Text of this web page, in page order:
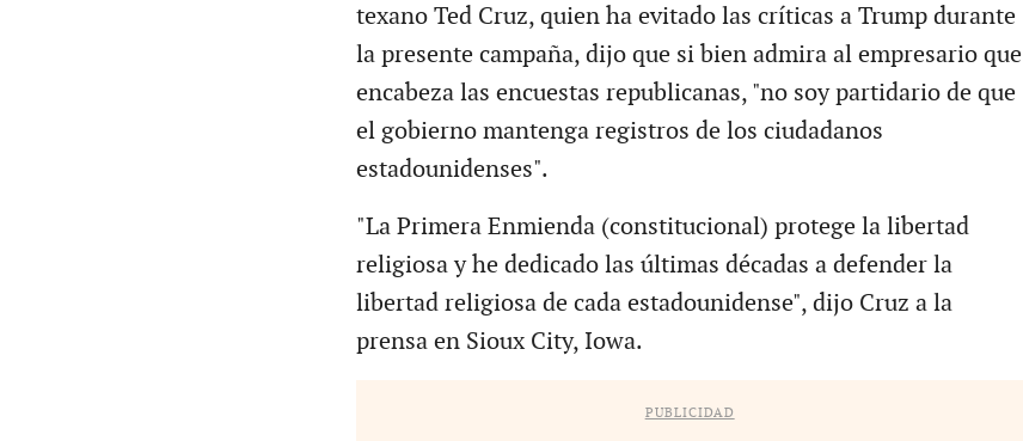
texano Ted Cruz, quien ha evitado las críticas a Trump durante
la presente campaña, dijo que si bien admira al empresario que
encabeza las encuestas republicanas, "no soy partidario de que
el gobierno mantenga registros de los ciudadanos
estadounidenses".
"La Primera Enmienda (constitucional) protege la libertad
religiosa y he dedicado las últimas décadas a defender la
libertad religiosa de cada estadounidense", dijo Cruz a la
prensa en Sioux City, Iowa.
PUBLICIDAD